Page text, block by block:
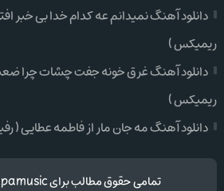
دانلود آهنگ نمیدانم عه کدام خدا بی خبر
ریمیکس )
دانلود آهنگ غرق خونه جفت چشات چرا
ریمیکس )
دانلود آهنگ مه جان مار از فاطمه عطایی (
تمامی حقوق مطالب برای apamusic محفوظ است